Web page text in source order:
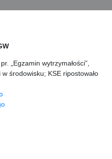
„Egzamin wytrzymałości”,
środowisku; KSE ripostowało